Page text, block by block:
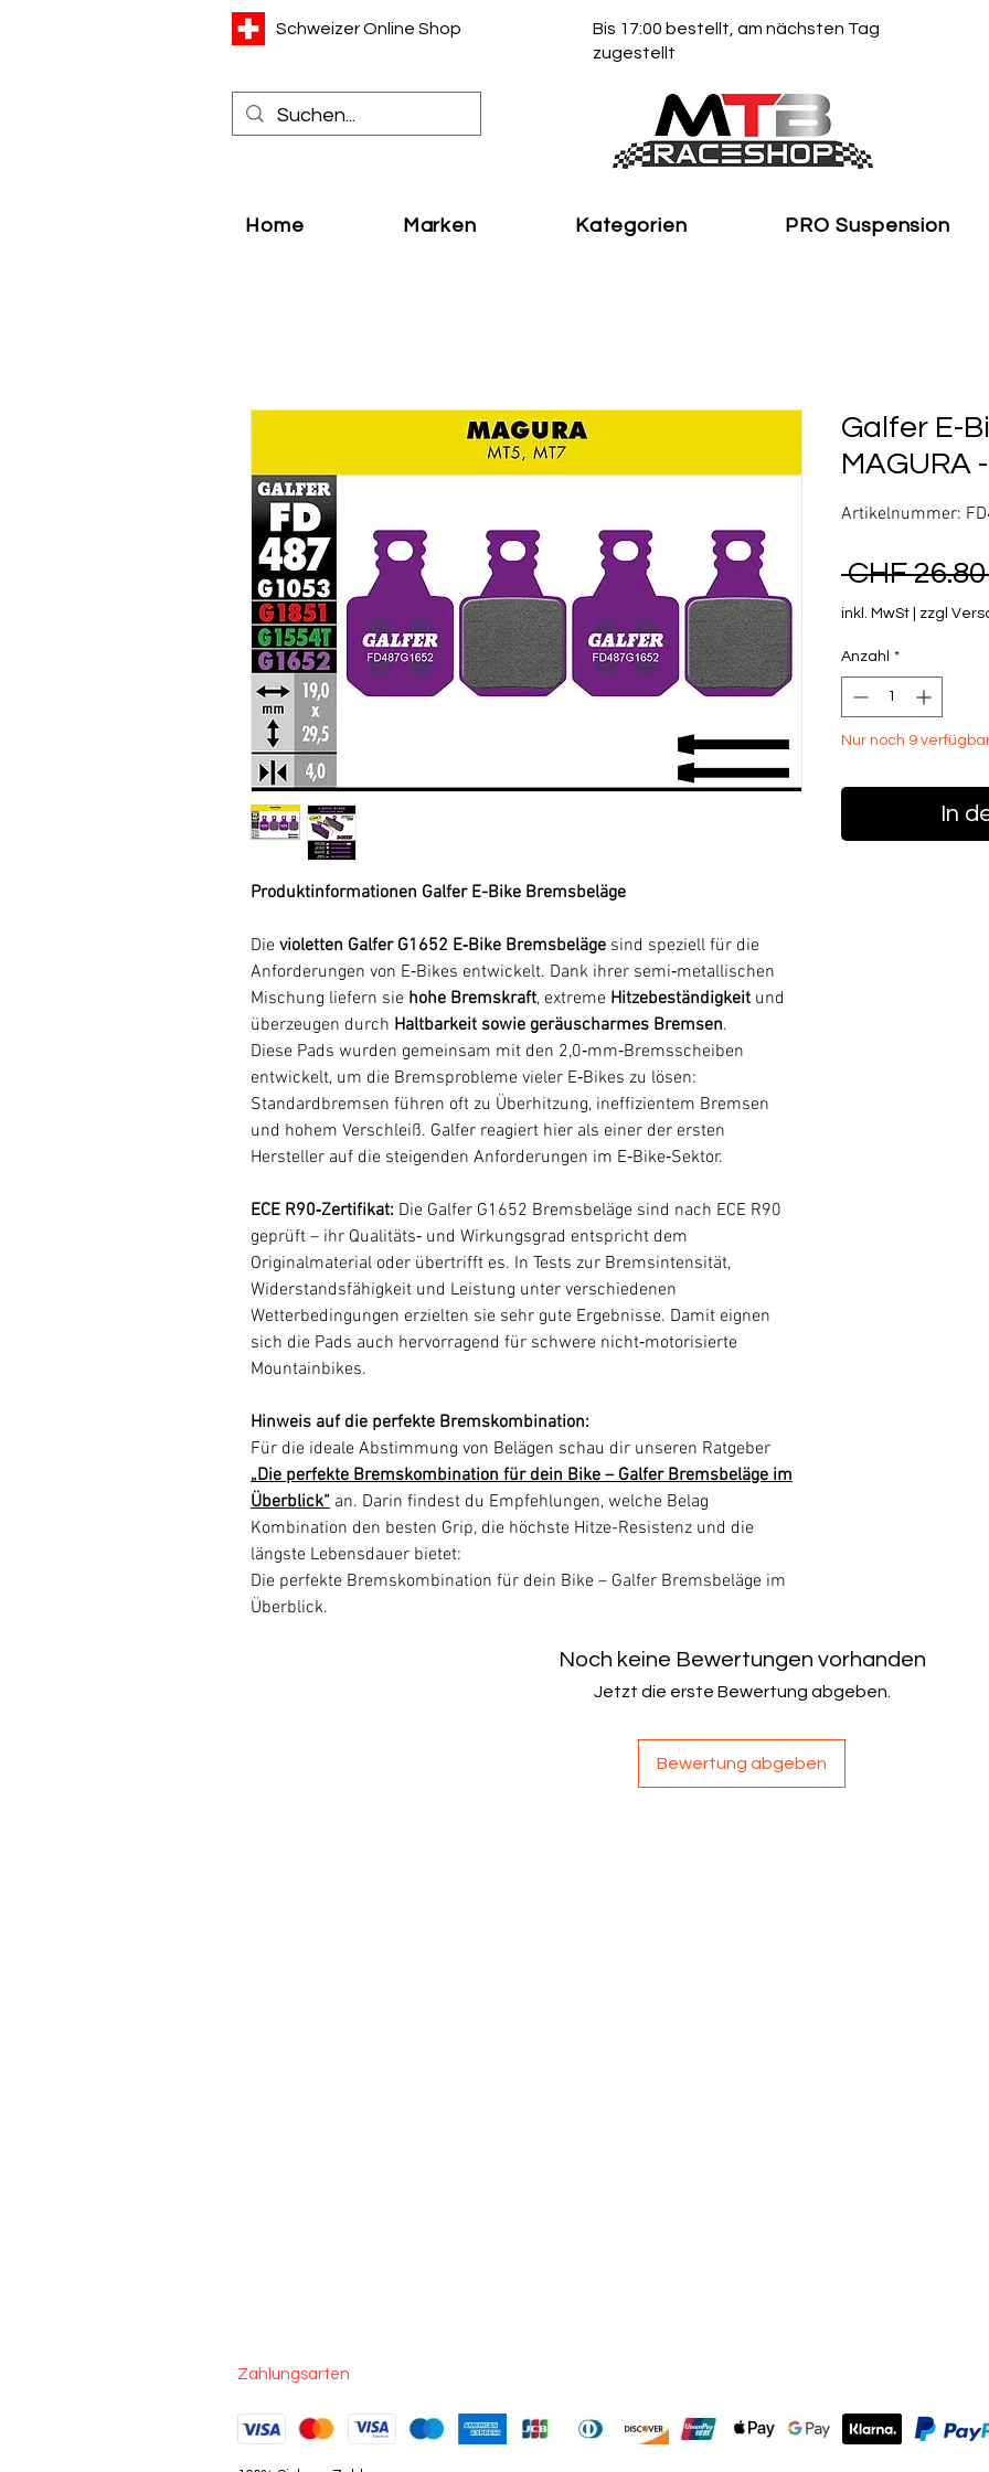
Schweizer Online Shop
Bis 17:00 bestellt, am nächsten Tag
zugestellt
Home Marken Kategorien PRO Suspension
Produktinformationen Galfer E-Bike Bremsbeläge
Die violetten Galfer G1652 E‑Bike Bremsbeläge sind speziell für die
Anforderungen von E‑Bikes entwickelt. Dank ihrer semi‑metallischen
Mischung liefern sie hohe Bremskraft, extreme Hitzebeständigkeit und
überzeugen durch Haltbarkeit sowie geräuscharmes Bremsen.
Diese Pads wurden gemeinsam mit den 2,0‑mm‑Bremsscheiben
entwickelt, um die Bremsprobleme vieler E‑Bikes zu lösen:
Standardbremsen führen oft zu Überhitzung, ineffizientem Bremsen
und hohem Verschleiß. Galfer reagiert hier als einer der ersten
Hersteller auf die steigenden Anforderungen im E‑Bike‑Sektor.
ECE R90‑Zertifikat: Die Galfer G1652 Bremsbeläge sind nach ECE R90
geprüft – ihr Qualitäts‑ und Wirkungsgrad entspricht dem
Originalmaterial oder übertrifft es. In Tests zur Bremsintensität,
Widerstandsfähigkeit und Leistung unter verschiedenen
Wetterbedingungen erzielten sie sehr gute Ergebnisse. Damit eignen
sich die Pads auch hervorragend für schwere nicht‑motorisierte
Mountainbikes.
Hinweis auf die perfekte Bremskombination:
Für die ideale Abstimmung von Belägen schau dir unseren Ratgeber
„Die perfekte Bremskombination für dein Bike – Galfer Bremsbeläge im
Überblick“ an. Darin findest du Empfehlungen, welche Belag
Kombination den besten Grip, die höchste Hitze-Resistenz und die
längste Lebensdauer bietet:
Die perfekte Bremskombination für dein Bike – Galfer Bremsbeläge im
Überblick.
Galfer E-
MAGURA
Artikelnummer:
CHF
inkl. MwSt zzgl
Anzahl *
Nur noch 9
In
Noch keine Bewertungen vorhanden
Jetzt die erste Bewertung abgeben.
Bewertung abgeben
Zahlungsarten